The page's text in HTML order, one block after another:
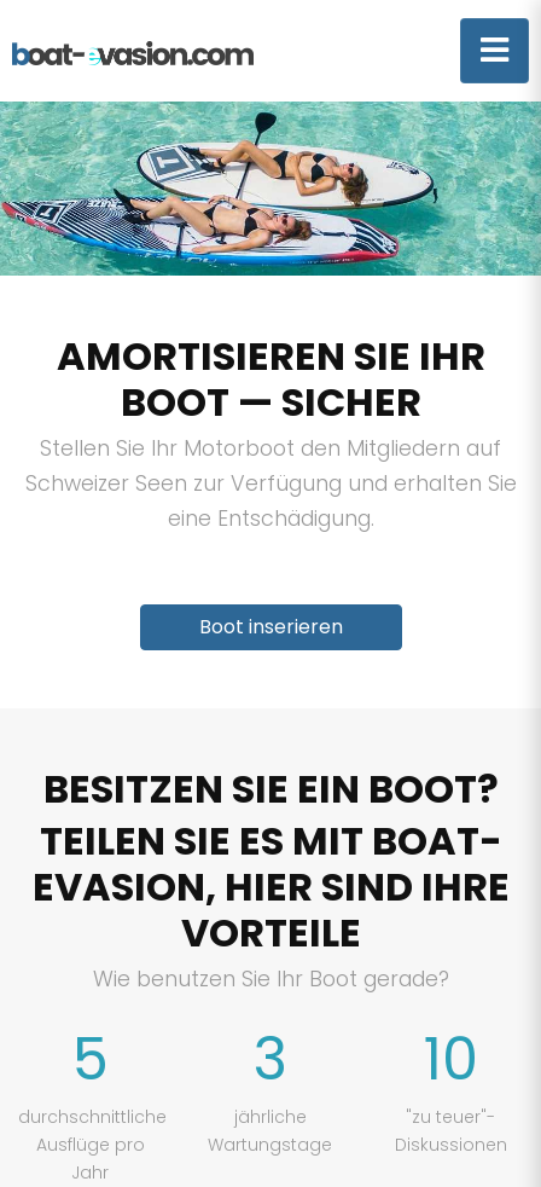
AMORTISIEREN SIE IHR
BOOT — SICHER
Stellen Sie Ihr Motorboot den Mitgliedern auf
Schweizer Seen zur Verfügung und erhalten Sie
eine Entschädigung.
Boot inserieren
BESITZEN SIE EIN BOOT?
TEILEN SIE ES MIT BOAT-
EVASION, HIER SIND IHRE
VORTEILE
Wie benutzen Sie Ihr Boot gerade?
5
durchschnittliche
Ausflüge pro
Jahr
3
jährliche
Wartungstage
10
"zu teuer"-
Diskussionen